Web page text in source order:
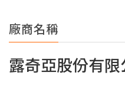
廠商名稱
露奇亞股份有限